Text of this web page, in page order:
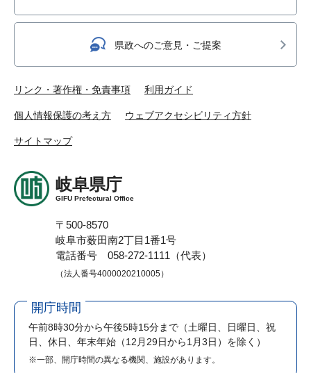
県政へのご意見・ご提案
リンク・著作権・免責事項 利用ガイド
個人情報保護の考え方 ウェブアクセシビリティ方針
サイトマップ
岐阜県庁
GIFU Prefectural Office
〒500-8570
岐阜市薮田南2丁目1番1号
電話番号 058-272-1111（代表）
（法人番号4000020210005）
開庁時間
午前8時30分から午後5時15分まで （土曜日、日曜日、祝
日、休日、年末年始（12月29日から1月3日）を除く）
※一部、開庁時間の異なる機関、施設があります。